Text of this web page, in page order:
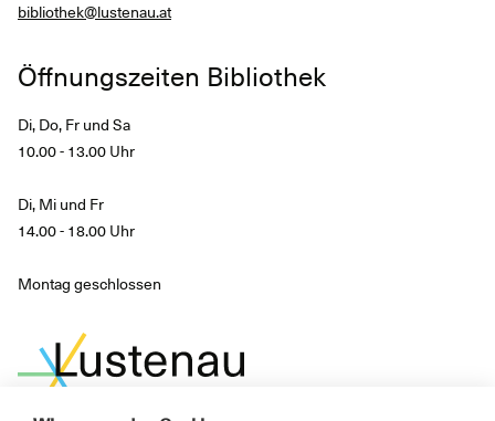
bibliothek@lustenau.at
Öffnungszeiten Bibliothek
Di, Do, Fr und Sa
10.00 - 13.00 Uhr
Di, Mi und Fr
14.00 - 18.00 Uhr
Montag geschlossen